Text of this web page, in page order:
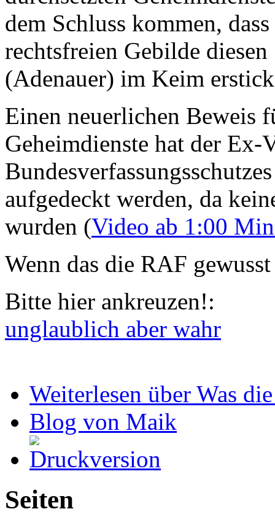
dem Schluss kommen,
rechtsfreien Gebilde
(Adenauer) im Keim
Einen neuerlichen Beweis
Geheimdienste hat der Ex-
aufgedeckt werden, da
wurden (Video ab 1:00
Wenn das die RAF
Bitte hier ankreuzen!:
unglaublich aber wahr
Weiterlesen über Was
Blog von Maik
Seiten